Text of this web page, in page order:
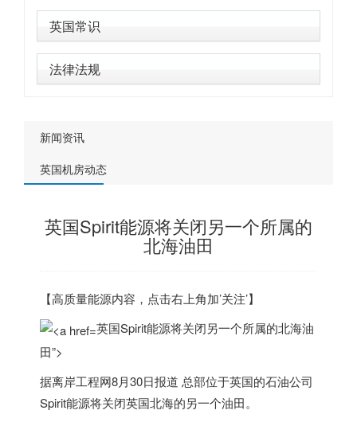
英国常识
法律法规
新闻资讯
英国机房动态
英国Spirit能源将关闭另一个所属的
北海油田
【高质量能源内容，点击右上角加’关注’】
英国Spirit能源将关闭另一个所属的北海油
田”>
据离岸工程网8月30日报道 总部位于英国的石油公司
Spirit能源将关闭英国北海的另一个油田。